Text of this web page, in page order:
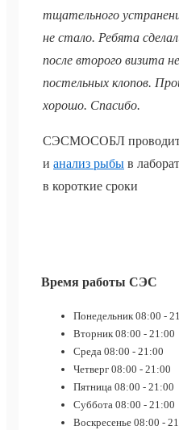
тщательного
не стало. Ребята
после второго визита
постельных клопов.
хорошо. Спасибо.
СЭСМОСОБЛ проводит
и анализ рыбы в
в короткие сроки
Время работы СЭС
Понедельник08:00 -
Вторник08:00 - 21:00
Среда 08:00 - 21:00
Четверг 08:00 - 21:00
Пятница 08:00 - 21:00
Суббота 08:00 - 21:00
Воскресенье 08:00 -